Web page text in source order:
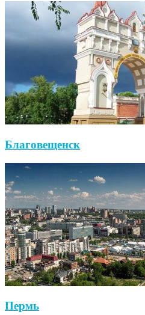
Благовещенск
Пермь